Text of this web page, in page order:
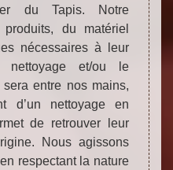
du Tapis. Notre
du matériel
nécessaires à leur
nettoyage et/ou le
entre nos mains,
d’un nettoyage en
de retrouver leur
Nous agissons
respectant la nature